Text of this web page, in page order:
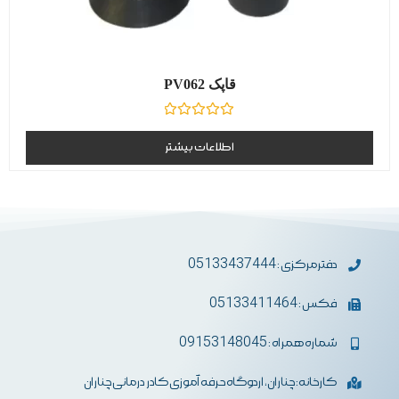
قاپک PV062
از
5
اطلاعات بیشتر
دفترمرکزی : 05133437444
فکس : 05133411464
شماره همراه : 09153148045
کارخانه: چناران، اردوگاه حرفه آموزی کادر درمانی چناران